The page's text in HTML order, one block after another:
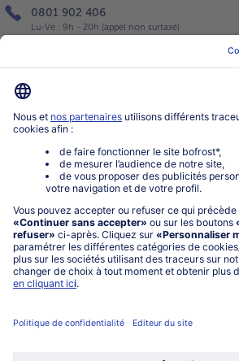
0801 902 406
Lu-Ve : 9h - 20h (appel non surtaxé)
Service
À propos de bofrost*